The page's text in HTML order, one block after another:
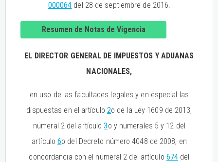
000064 del 28 de septiembre de 2016.
Resumen de Notas de Vigencia
EL DIRECTOR GENERAL DE IMPUESTOS Y ADUANAS
NACIONALES,
en uso de las facultades legales y en especial las
dispuestas en el artículo 2o de la Ley 1609 de 2013,
numeral 2 del artículo3o y numerales 5 y 12 del
artículo6o del Decreto número 4048 de 2008, en
concordancia con el numeral 2 del artículo 674 del